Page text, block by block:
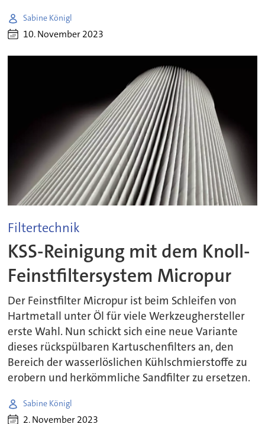
Sabine Königl
10. November 2023
Filtertechnik
KSS-Reinigung mit dem Knoll-
Feinstfiltersystem Micropur
Der Feinstfilter Micropur ist beim Schleifen von
Hartmetall unter Öl für viele Werkzeughersteller
erste Wahl. Nun schickt sich eine neue Variante
dieses rückspülbaren Kartuschenfilters an, den
Bereich der wasserlöslichen Kühlschmierstoffe zu
erobern und herkömmliche Sandfilter zu ersetzen.
Sabine Königl
2. November 2023